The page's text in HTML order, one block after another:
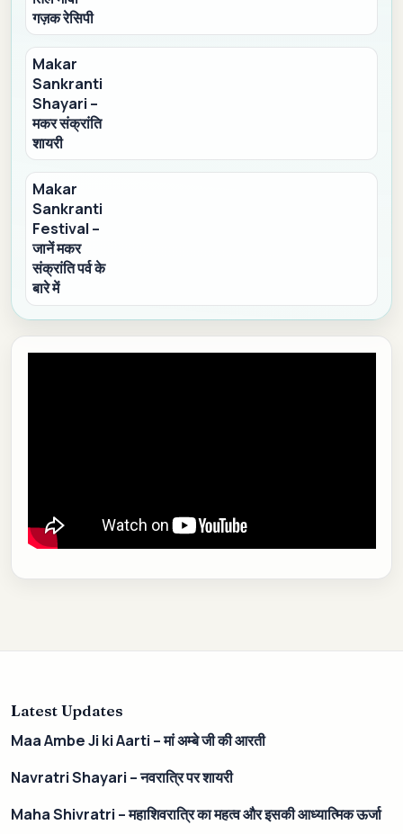
गज़क रेसिपी
Makar
Sankranti
Shayari –
मकर संक्रांति
शायरी
Makar
Sankranti
Festival –
जानें मकर
संक्रांति पर्व के
बारे में
Latest Updates
Maa Ambe Ji ki Aarti – मां अम्बे जी की आरती
Navratri Shayari – नवरात्रि पर शायरी
Maha Shivratri – महाशिवरात्रि का महत्व और इसकी आध्यात्मिक ऊर्जा